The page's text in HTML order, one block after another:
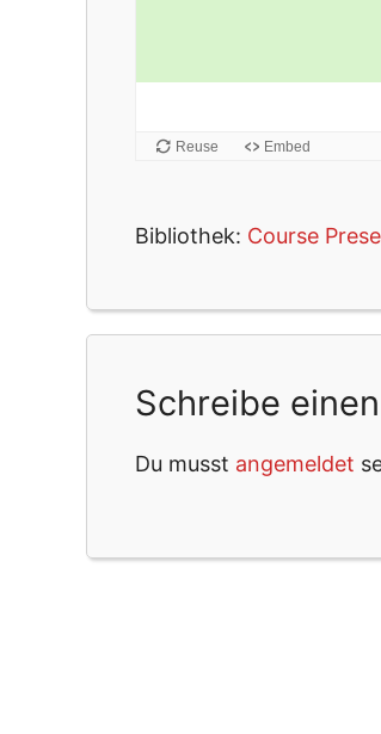
Bibliothek: Course
Schreibe
Du musst angemeldet